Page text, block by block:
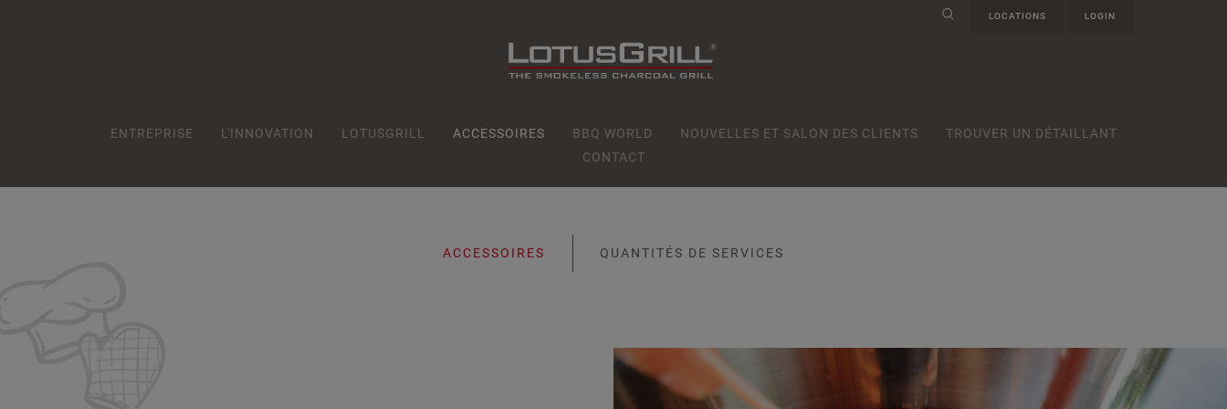
LOCATIONS LOGIN
ENTREPRISE L'INNOVATION LOTUSGRILL ACCESSOIRES BBQ WORLD NOUVELLES ET SALON DES CLIENTS
TROUVER UN DÉTAILLANT
CONTACT
ACCESSOIRES QUANTITÉS DE SERVICES